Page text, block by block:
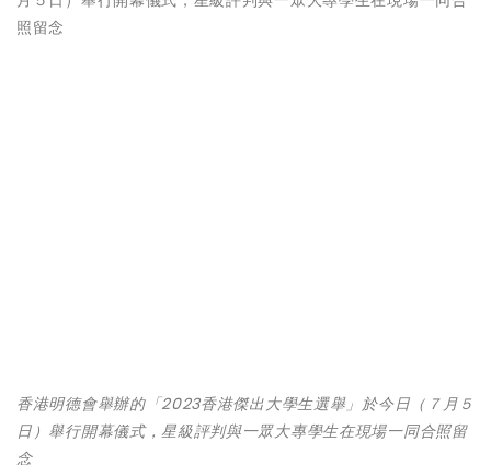
香港明德會舉辦的「2023香港傑出大學生選舉」於今日（７月５
日）舉行開幕儀式，星級評判與一眾大專學生在現場一同合照留
念